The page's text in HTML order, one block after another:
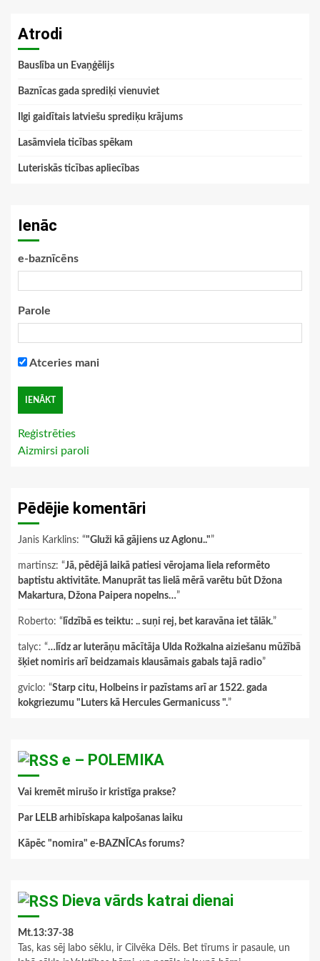
Atrodi
Bauslība un Evaņģēlijs
Baznīcas gada sprediķi vienuviet
Ilgi gaidītais latviešu sprediķu krājums
Lasāmviela ticības spēkam
Luteriskās ticības apliecības
Ienāc
e-baznīcēns
Parole
Atceries mani
Reģistrēties
Aizmirsi paroli
Pēdējie komentāri
Janis Karklins: “"Gluži kā gājiens uz Aglonu.."”
martinsz: “Jā, pēdējā laikā patiesi vērojama liela reformēto
baptistu aktivitāte. Manuprāt tas lielā mērā varētu būt Džona
Makartura, Džona Paipera nopelns…”
Roberto: “ līdzībā es teiktu: .. suņi rej, bet karavāna iet tālāk.”
talyc: “…līdz ar luterāņu mācītāja Ulda Rožkalna aiziešanu mūžībā
šķiet nomiris arī beidzamais klausāmais gabals tajā radio”
gviclo: “Starp citu, Holbeins ir pazīstams arī ar 1522. gada
kokgriezumu "Luters kā Hercules Germanicuss ".”
e – POLEMIKA
Vai kremēt mirušo ir kristīga prakse?
Par LELB arhibīskapa kalpošanas laiku
Kāpēc "nomira" e-BAZNĪCAs forums?
Dieva vārds katrai dienai
Mt.13:37-38
Tas, kas sēj labo sēklu, ir Cilvēka Dēls. Bet tīrums ir pasaule, un